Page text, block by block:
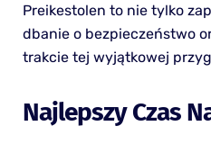
Preikestolen to nie tylko
dbanie o bezpieczeństwo
trakcie tej wyjątkowej
Najlepszy Czas